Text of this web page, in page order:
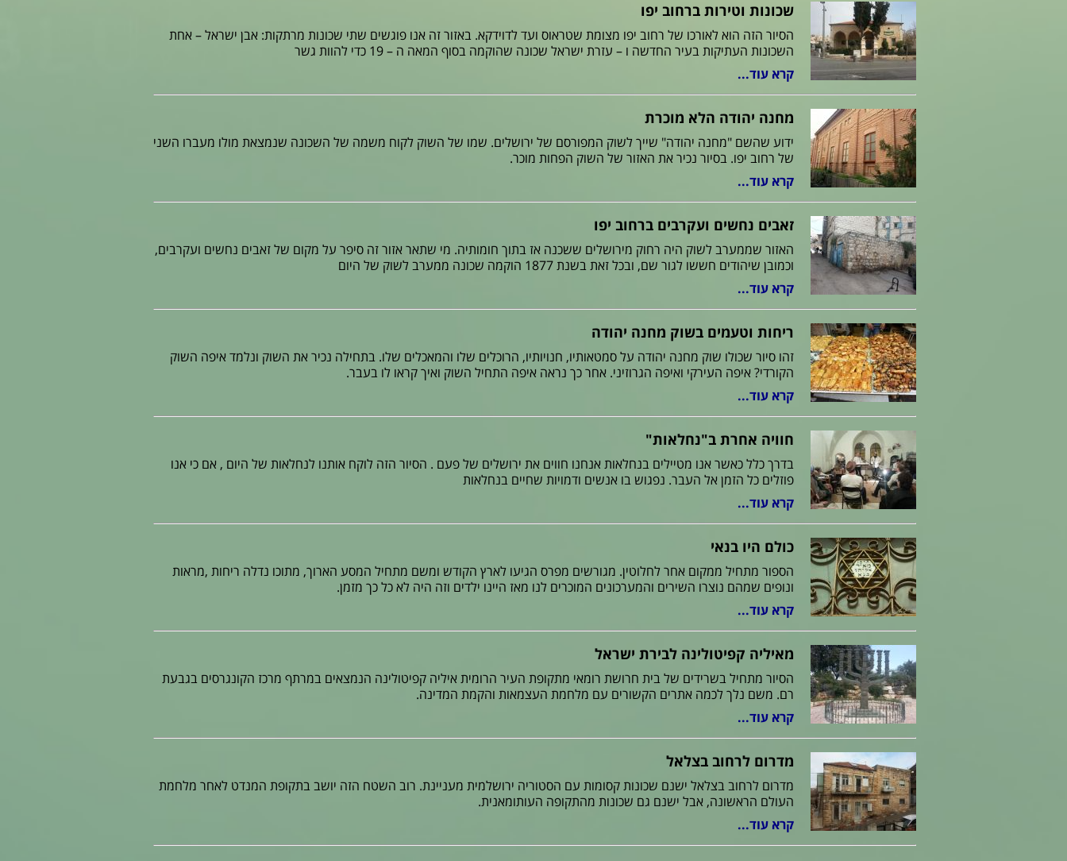
שכונות וטירות ברחוב יפו
הסיור הזה הוא לאורכו של רחוב יפו מצומת שטראוס ועד לדוידקא. באזור זה אנו פוגשים שתי שכונות מרתקות: אבן ישראל – אחת
השכונות העתיקות בעיר החדשה ו – עזרת ישראל שכונה שהוקמה בסוף המאה ה – 19 כדי להוות גשר
קרא עוד...
מחנה יהודה הלא מוכרת
ידוע שהשם "מחנה יהודה" שייך לשוק המפורסם של ירושלים. שמו של השוק לקוח משמה של השכונה שנמצאת מולו מעברו השני
של רחוב יפו. בסיור נכיר את האזור של השוק הפחות מוכר.
קרא עוד...
זאבים נחשים ועקרבים ברחוב יפו
האזור שממערב לשוק היה רחוק מירושלים ששכנה אז בתוך חומותיה. מי שתאר אזור זה סיפר על מקום של זאבים נחשים ועקרבים,
וכמובן שיהודים חששו לגור שם, ובכל זאת בשנת 1877 הוקמה שכונה ממערב לשוק של היום
קרא עוד...
ריחות וטעמים בשוק מחנה יהודה
זהו סיור שכולו שוק מחנה יהודה על סמטאותיו, חנויותיו, הרוכלים שלו והמאכלים שלו. בתחילה נכיר את השוק ונלמד איפה השוק
הקורדי? איפה העירקי ואיפה הגרוזיני. אחר כך נראה איפה התחיל השוק ואיך קראו לו בעבר.
קרא עוד...
חוויה אחרת ב"נחלאות"
בדרך כלל כאשר אנו מטיילים בנחלאות אנחנו חווים את ירושלים של פעם . הסיור הזה לוקח אותנו לנחלאות של היום , אם כי אנו
פוזלים כל הזמן אל העבר. נפגוש בו אנשים ודמויות שחיים בנחלאות
קרא עוד...
כולם היו בנאי
הספור מתחיל ממקום אחר לחלוטין. מגורשים מפרס הגיעו לארץ הקודש ומשם מתחיל המסע הארוך, מתוכו נדלה ריחות ,מראות
ונופים שמהם נוצרו השירים והמערכונים המוכרים לנו מאז היינו ילדים וזה היה לא כל כך מזמן.
קרא עוד...
מאיליה קפיטולינה לבירת ישראל
הסיור מתחיל בשרידים של בית חרושת רומאי מתקופת העיר הרומית איליה קפיטולינה הנמצאים במרתף מרכז הקונגרסים בגבעת
רם. משם נלך לכמה אתרים הקשורים עם מלחמת העצמאות והקמת המדינה.
קרא עוד...
מדרום לרחוב בצלאל
מדרום לרחוב בצלאל ישנם שכונות קסומות עם הסטוריה ירושלמית מעניינת. רוב השטח הזה יושב בתקופת המנדט לאחר מלחמת
העולם הראשונה, אבל ישנם גם שכונות מהתקופה העותומאנית.
קרא עוד...